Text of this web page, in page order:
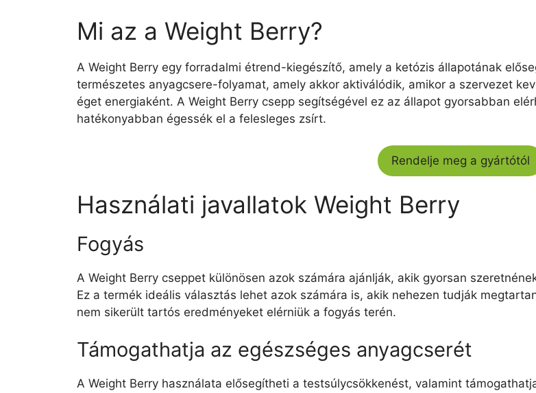
Mi az a Weight Berry?
A Weight Berry egy forradalmi étrend-kiegészítő, amely a ketózis állapotának
természetes anyagcsere-folyamat, amely akkor aktiválódik, amikor a szervezet
éget energiaként. A Weight Berry csepp segítségével ez az állapot gyorsabban
hatékonyabban égessék el a felesleges zsírt.
Rendelje meg a gyártótól
Használati javallatok Weight Berry
Fogyás
A Weight Berry cseppet különösen azok számára ajánlják, akik gyorsan
Ez a termék ideális választás lehet azok számára is, akik nehezen tudják
nem sikerült tartós eredményeket elérniük a fogyás terén.
Támogathatja az egészséges anyagcserét
A Weight Berry használata elősegítheti a testsúlycsökkenést, valamint